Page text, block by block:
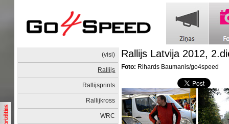
(visi)
Rallijs
Rallijsprints
Rallijkross
WRC
Rallijs Latvija 2012,
Foto: Rihards Baumanis/go4speed